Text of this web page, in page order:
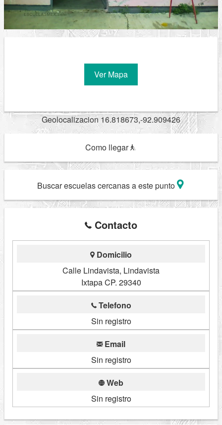
Ver Mapa
Geolocalizacion 16.818673,-92.909426
Como llegar
Buscar escuelas cercanas a este punto
Contacto
Domicilio
Calle Lindavista, Lindavista
Ixtapa CP. 29340
Telefono
Sin registro
Email
Sin registro
Web
Sin registro